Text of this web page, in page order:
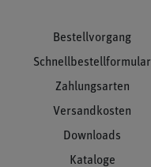
Bestellvorgang
Schnellbestellformular
Zahlungsarten
Versandkosten
Downloads
Kataloge